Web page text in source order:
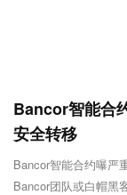
Bancor智能合
安全转移
Bancor智能合约曝严
Bancor团队或白帽黑